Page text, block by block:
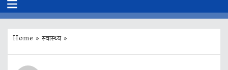
Home »स्वास्थ्य»